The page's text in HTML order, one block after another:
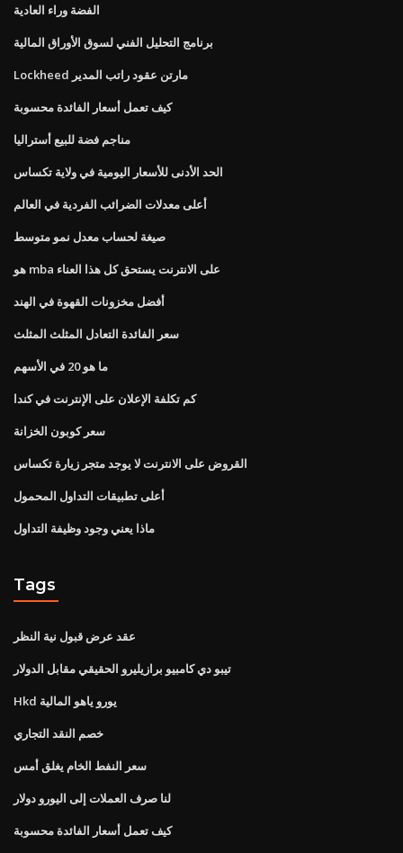
الفضة وراء العادية
برنامج التحليل الفني لسوق الأوراق المالية
Lockheed مارتن عقود راتب المدير
كيف تعمل أسعار الفائدة محسوبة
مناجم فضة للبيع أستراليا
الحد الأدنى للأسعار اليومية في ولاية تكساس
أعلى معدلات الضرائب الفردية في العالم
صيغة لحساب معدل نمو متوسط
هو mba على الانترنت يستحق كل هذا العناء
أفضل مخزونات القهوة في الهند
سعر الفائدة التعادل المثلث المثلث
ما هو 20 في الأسهم
كم تكلفة الإعلان على الإنترنت في كندا
سعر كوبون الخزانة
القروض على الانترنت لا يوجد متجر زيارة تكساس
أعلى تطبيقات التداول المحمول
ماذا يعني وجود وظيفة التداول
Tags
عقد عرض قبول نية النظر
تيبو دي كامبيو برازيليرو الحقيقي مقابل الدولار
Hkd يورو ياهو المالية
خصم النقد التجاري
سعر النفط الخام يغلق أمس
لنا صرف العملات إلى اليورو دولار
كيف تعمل أسعار الفائدة محسوبة